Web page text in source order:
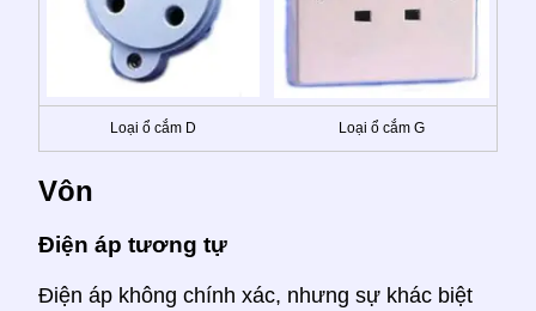
Loại ổ cắm D Loại ổ cắm G
Vôn
Điện áp tương tự
Điện áp không chính xác, nhưng sự khác biệt